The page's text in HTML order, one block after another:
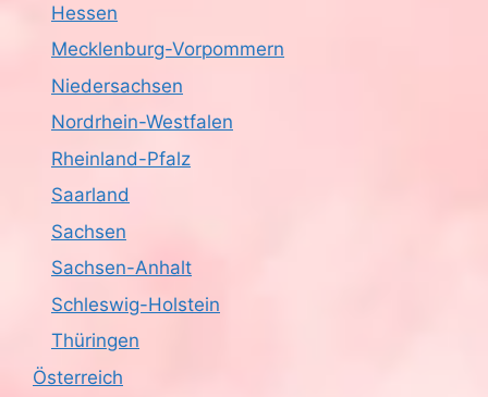
Hessen
Mecklenburg-Vorpommern
Niedersachsen
Nordrhein-Westfalen
Rheinland-Pfalz
Saarland
Sachsen
Sachsen-Anhalt
Schleswig-Holstein
Thüringen
Österreich